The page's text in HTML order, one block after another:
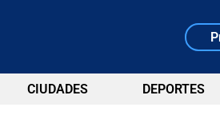
CIUDADES DEPORTES